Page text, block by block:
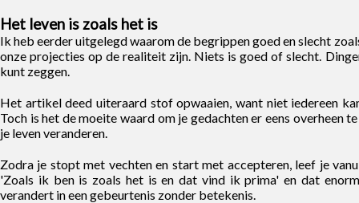
Het leven is zoals het is
Ik heb eerder uitgelegd waarom de begrippen goed en slecht
onze projecties op de realiteit zijn. Niets is goed of slecht.
kunt zeggen.
Het artikel deed uiteraard stof opwaaien, want niet iedereen
Toch is het de moeite waard om je gedachten er eens overheen
je leven veranderen.
Zodra je stopt met vechten en start met accepteren, leef je
'Zoals ik ben is zoals het is en dat vind ik prima' en dat
verandert in een gebeurtenis zonder betekenis.